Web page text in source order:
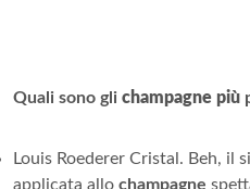
Quali sono gli champagne più
Louis Roederer Cristal. Beh, il
applicata allo champagne